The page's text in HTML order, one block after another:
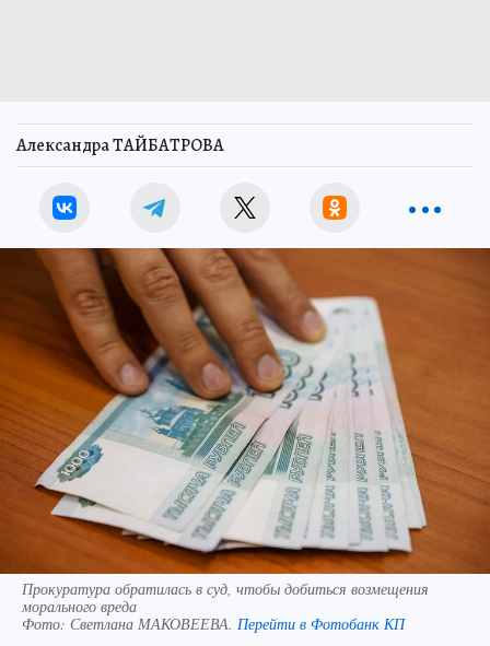
Александра ТАЙБАТРОВА
Прокуратура обратилась в суд, чтобы добиться возмещения
морального вреда
Фото: Светлана МАКОВЕЕВА. Перейти в Фотобанк КП